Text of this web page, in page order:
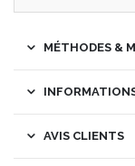
MÉTHODES &
AVIS CLIENTS